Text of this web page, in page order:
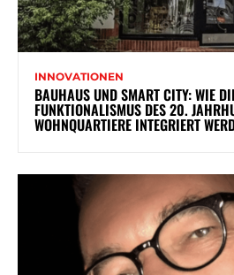
INNOVATIONEN
BAUHAUS UND SMART CITY: WIE
FUNKTIONALISMUS DES 20.
WOHNQUARTIERE INTEGRIERT